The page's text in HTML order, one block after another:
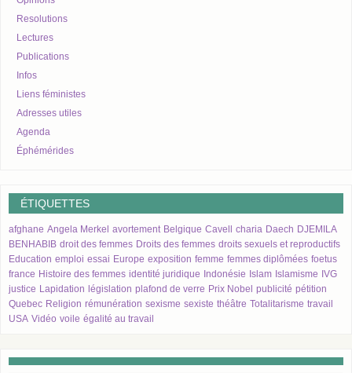
Resolutions
Lectures
Publications
Infos
Liens féministes
Adresses utiles
Agenda
Éphémérides
ÉTIQUETTES
afghane Angela Merkel avortement Belgique Cavell charia Daech DJEMILA
BENHABIB droit des femmes Droits des femmes droits sexuels et reproductifs
Education emploi essai Europe exposition femme femmes diplômées foetus
france Histoire des femmes identité juridique Indonésie Islam Islamisme IVG
justice Lapidation législation plafond de verre Prix Nobel publicité pétition
Quebec Religion rémunération sexisme sexiste théâtre Totalitarisme travail
USA Vidéo voile égalité au travail